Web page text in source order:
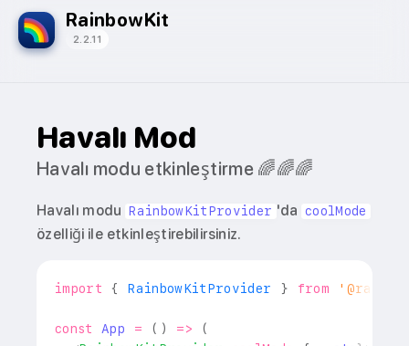
RainbowKit
2.2.11
Havalı Mod
Havalı modu etkinleştirme 🌈🌈🌈
Havalı modu RainbowKitProvider 'da coolMode
özelliği ile etkinleştirebilirsiniz.
import { RainbowKitProvider } from
const App = ( ) =>
(